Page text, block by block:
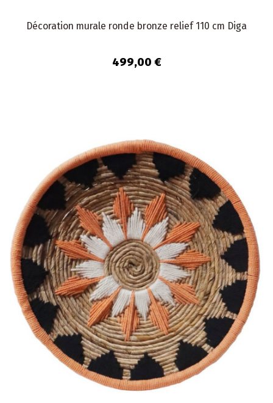
Décoration murale ronde bronze relief 110 cm Diga
499,00 €